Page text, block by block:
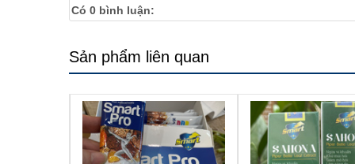
Có 0 bình luận:
Sản phẩm liên quan